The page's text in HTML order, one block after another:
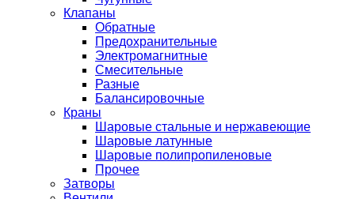
Клапаны
Обратные
Предохранительные
Электромагнитные
Смесительные
Разные
Балансировочные
Краны
Шаровые стальные и нержавеющие
Шаровые латунные
Шаровые полипропиленовые
Прочее
Затворы